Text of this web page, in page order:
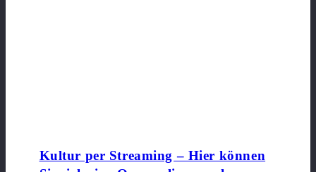
Kultur per Streaming – Hier können